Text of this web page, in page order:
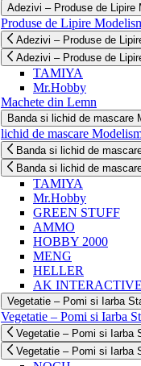
Adezivi – Produse de Lipire
Produse de Lipire
Adezivi – Produse de
Adezivi – Produse de
TAMIYA
Mr.Hobby
Machete din Lemn
Banda si lichid de mascare
lichid de mascare
Banda si lichid de
Banda si lichid de
TAMIYA
Mr.Hobby
GREEN STUFF
AMMO
HOBBY 2000
MENG
HELLER
AK INTERACTIVE
Vegetatie – Pomi si Iarba
Vegetatie – Pomi si Iarba
Vegetatie – Pomi si Iarba
Vegetatie – Pomi si Iarba